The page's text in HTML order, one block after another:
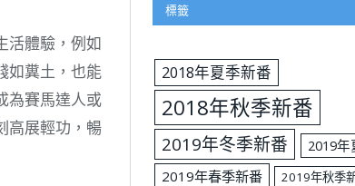
活體驗，例如
如糞土，也能
為賽馬達人或
高展輕功，暢
標籤
2018年夏季新番
2018年秋季新番
2019年冬季新番
2019
2019年春季新番
2019年秋季